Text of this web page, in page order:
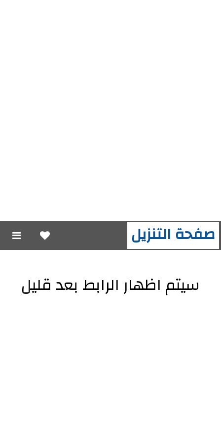
صفحة التنزيل
سيتم اظهار الرابط بعد قليل